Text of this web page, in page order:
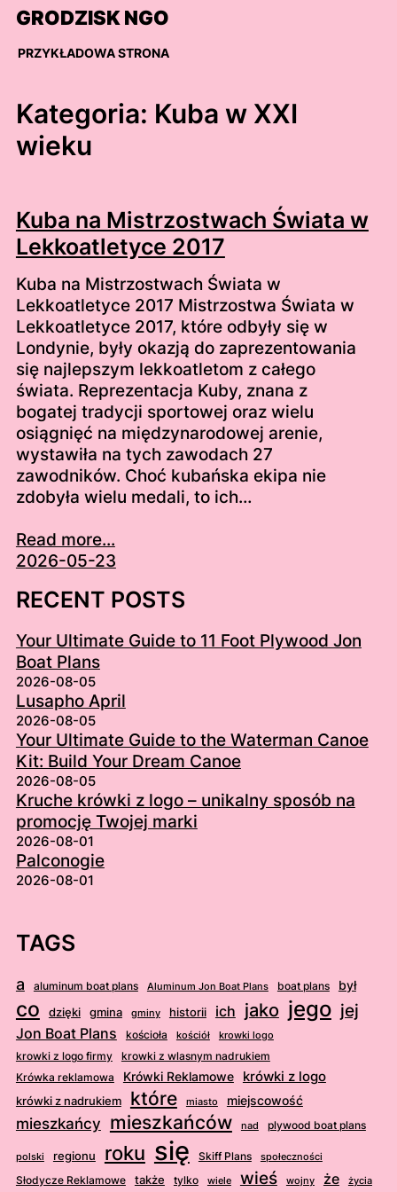
Skip
content
GRODZISK NGO
PRZYKŁADOWA STRONA
Kategoria: Kuba w XXI
wieku
Kuba na Mistrzostwach Świata w
Lekkoatletyce 2017
Kuba na Mistrzostwach Świata w
Lekkoatletyce 2017 Mistrzostwa Świata w
Lekkoatletyce 2017, które odbyły się w
Londynie, były okazją do zaprezentowania
się najlepszym lekkoatletom z całego
świata. Reprezentacja Kuby, znana z
bogatej tradycji sportowej oraz wielu
osiągnięć na międzynarodowej arenie,
wystawiła na tych zawodach 27
zawodników. Choć kubańska ekipa nie
zdobyła wielu medali, to ich…
Read more...
2026-05-23
RECENT POSTS
Your Ultimate Guide to 11 Foot Plywood Jon
Boat Plans
2026-08-05
Lusapho April
2026-08-05
Your Ultimate Guide to the Waterman Canoe
Kit: Build Your Dream Canoe
2026-08-05
Kruche krówki z logo – unikalny sposób na
promocję Twojej marki
2026-08-01
Palconogie
2026-08-01
TAGS
a aluminum boat plans Aluminum Jon Boat Plans boat plans był
co dzięki gmina gminy historii ich jako jego jej
Jon Boat Plans kościoła kościół krowki logo
krowki z logo firmy
krowki z wlasnym nadrukiem
Krówka reklamowa
Krówki Reklamowe krówki z logo
krówki z nadrukiem które miasto miejscowość
mieszkańcy mieszkańców nad plywood boat plans
polski regionu roku się Skiff Plans społeczności
Słodycze Reklamowe także tylko wiele wieś wojny że życia